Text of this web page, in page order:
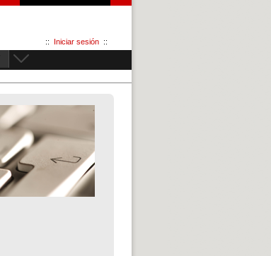
:: Iniciar sesión ::